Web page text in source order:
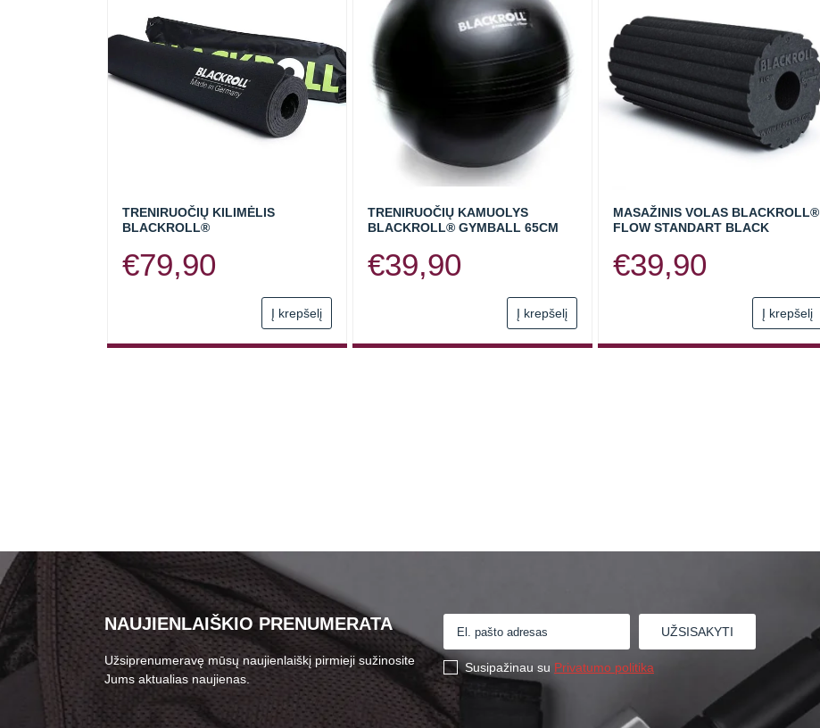
TRENIRUOČIŲ KILIMĖLIS
BLACKROLL®
€79,90
Į krepšelį
TRENIRUOČIŲ KAMUOLYS
BLACKROLL® GYMBALL 65CM
€39,90
Į krepšelį
MASAŽINIS VOLAS BLACKROLL®
FLOW STANDART BLACK
€39,90
Į krepšelį
NAUJIENLAIŠKIO PRENUMERATA
Užsiprenumeravę mūsų naujienlaiškį pirmieji sužinosite
Jums aktualias naujienas.
Susipažinau su Privatumo politika